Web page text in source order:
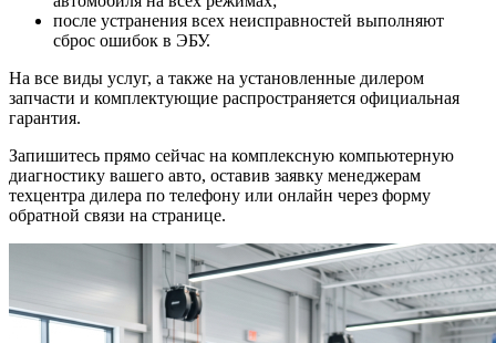
после устранения всех неисправностей выполняют
сброс ошибок в ЭБУ.
На все виды услуг, а также на установленные дилером
запчасти и комплектующие распространяется официальная
гарантия.
Запишитесь прямо сейчас на комплексную компьютерную
диагностику вашего авто, оставив заявку менеджерам
техцентра дилера по телефону или онлайн через форму
обратной связи на странице.